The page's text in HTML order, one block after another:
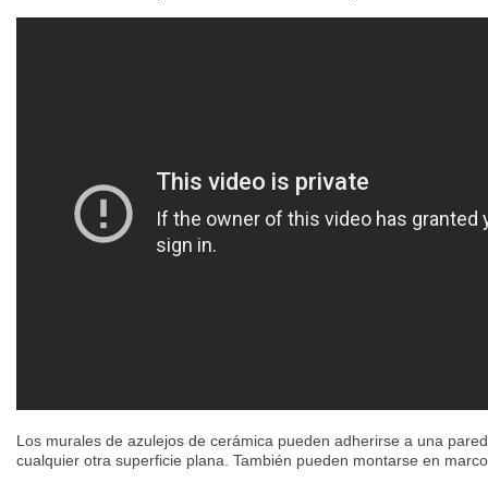
Los murales de azulejos de cerámica pueden adherirse a una
cualquier otra superficie plana. También pueden montarse en